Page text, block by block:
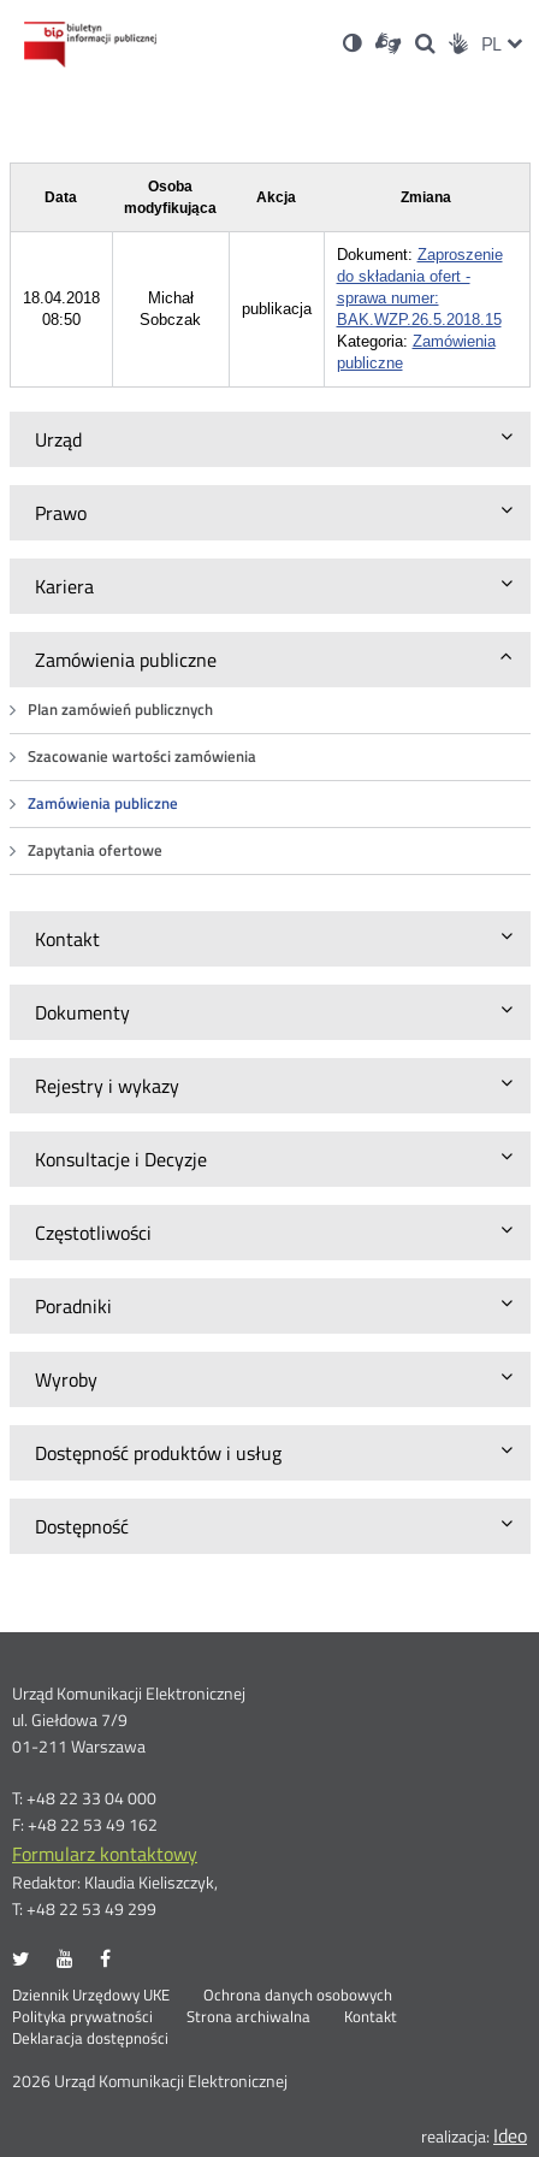
Ustawienia
Wersja
kontrastowa
Dla
niesłyszących
OtwórzOtwórz
w
Otwórz
w
Social PL
Urząd
Prawo
Kariera
Zamówienia publiczne
Plan zamówień publicznych
Szacowanie wartości zamówienia
Zamówienia publiczne
Zapytania ofertowe
Kontakt
Dokumenty
Rejestry i wykazy
Konsultacje i Decyzje
Częstotliwości
Poradniki
Wyroby
Dostępność produktów i usług
Dostępność
Data
Osoba
modyfikująca
Akcja Zmiana
18.04.2018
08:50
Michał
Sobczak
publikacja
Dokument: Zaproszenie
do składania ofert -
sprawa numer:
BAK.WZP.26.5.2018.15
Kategoria: Zamówienia
publiczne
Dane
kontaktowe
Urząd Komunikacji Elektronicznej
ul. Giełdowa 7/9
01-211 Warszawa
T: +48 22 33 04 000
F: +48 22 53 49 162
Formularz kontaktowy
Redaktor: Klaudia Kieliszczyk,
T: +48 22 53 49 299
UKE
portalu
Twitter
Otwórz
nowym
oknie
UKE
portalu
Youtube
Otwórz
nowym
oknie
portalu
Facebook
nowym
oknie
Stopka
menu
Dziennik Urzędowy UKE Otwórz
Ochrona danych osobowych
Polityka prywatności
Otwórz
w
oknie
Strona archiwalna
Kontakt
Deklaracja dostępności
2026 Urząd Komunikacji Elektronicznej
realizacja: Ideo